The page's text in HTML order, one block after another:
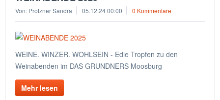
Von: Protzner Sandra 05.12.24 00:00 0 Kommentare
WEINE. WINZER. WOHLSEIN - Edle Tropfen zu den
Weinabenden im DAS GRUNDNERS Moosburg
Mehr lesen